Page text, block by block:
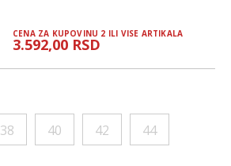
CENA ZA KUPOVINU 2 ILI VISE ARTIKALA
3.592,00 RSD
38 40 42 44